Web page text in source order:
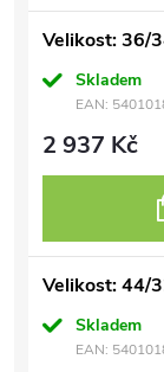
Velikost: 36/
Skladem
EAN:
2 937 Kč
Velikost: 44/
Skladem
EAN: